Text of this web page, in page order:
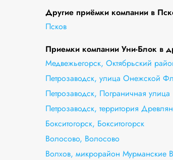
Другие приёмки компании в
Псков
Приемки компании Уни-Блок в
Медвежьегорск, Октябрьский
Петрозаводск, улица Онежской
Петрозаводск, Пограничная улица
Петрозаводск, территория
Бокситогорск, Бокситогорск
Волосово, Волосово
Волхов, микрорайон Мурманские